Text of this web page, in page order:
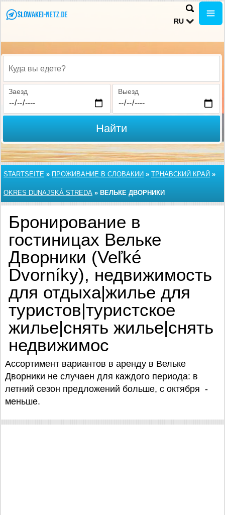
RU
Куда вы едете?
Заезд Выезд
Найти
STARTSEITE » ПРОЖИВАНИЕ В СЛОВАКИИ » ТРНАВСКИЙ КРАЙ »
OKRES DUNAJSKÁ STREDA » ВЕЛЬКЕ ДВОРНИКИ
Бронирование в
гостиницах Вельке
Дворники (Veľké
Dvorníky), недвижимость
для отдыха|жилье для
туристов|туристское
жилье|снять жилье|снять
недвижимос
Ассортимент вариантов в аренду в Вельке
Дворники не случаен для каждого периода: в
летний сезон предложений больше, с октября -
меньше.